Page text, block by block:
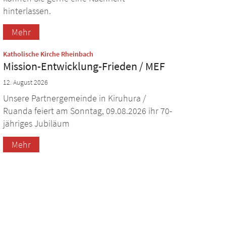
hinterlassen.
Mehr
Katholische Kirche Rheinbach
Mission-Entwicklung-Frieden / MEF
12. August 2026
Unsere Partnergemeinde in Kiruhura /
Ruanda feiert am Sonntag, 09.08.2026 ihr 70-
jähriges Jubiläum
Mehr